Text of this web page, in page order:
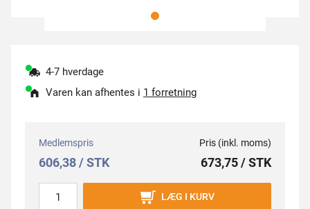
4-7 hverdage
Varen kan afhentes i 1 forretning
Medlemspris
606,38 / STK
Pris (inkl. moms)
673,75 / STK
LÆG I KURV